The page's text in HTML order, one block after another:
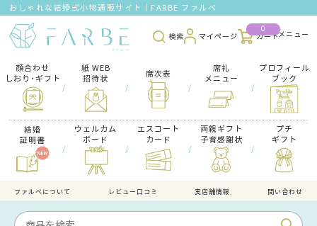
おしゃれな結婚式小物通販サイト｜FARBE ファルベ
検索 マイページ
0
カート
顔合わせ
しおり･ギフト
/
紙 WEB
招待状
/
席次表
/
席礼
メニュー
/
プロフィール
ブック
結婚
証明書
/
ウェルカム
ボード
/
エスコート
カード
/
両親ギフト
子育感謝状
/
プチ
ギフト
ファルべについて レビュー口コミ 実店舗情報 問い合わせ